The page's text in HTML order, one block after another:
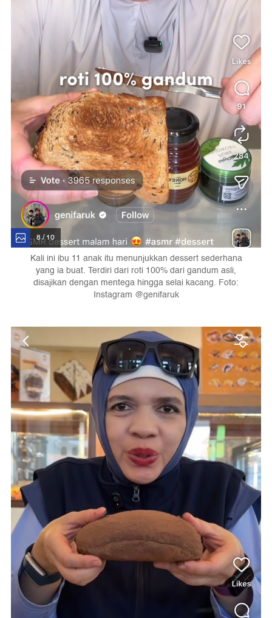
8 / 10
Kali ini ibu 11 anak itu menunjukkan dessert sederhana
yang ia buat. Terdiri dari roti 100% dari gandum asli,
disajikan dengan mentega hingga selai kacang. Foto:
Instagram @genifaruk